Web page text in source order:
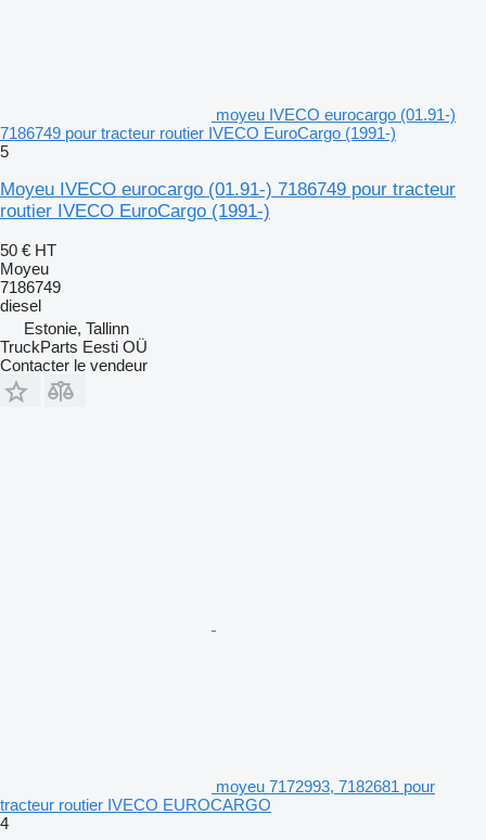
moyeu IVECO eurocargo (01.91-)
7186749 pour tracteur routier IVECO EuroCargo (1991-)
5
Moyeu IVECO eurocargo (01.91-) 7186749 pour tracteur
routier IVECO EuroCargo (1991-)
50 € HT
Moyeu
7186749
diesel
Estonie, Tallinn
TruckParts Eesti OÜ
Contacter le vendeur
moyeu 7172993, 7182681 pour
tracteur routier IVECO EUROCARGO
4